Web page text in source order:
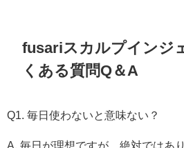
fusariスカルプインジ
くある質問Q＆A
Q1. 毎日使わないと意味ない？
A. 毎日が理想ですが、絶対ではあ